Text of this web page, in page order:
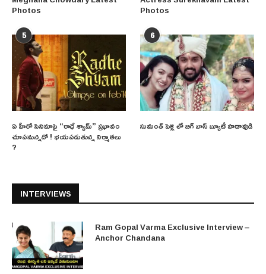
Photos Photos
5
ఏ హీరో సినిమాపై “రాధే శ్యామ్” ప్రభావం
చూపనున్నదో ! భయపడుతున్న నిర్మాతలు
?
6
సుమంత్ పెళ్లి లో బిగ్ బాస్ బ్యూటీ హడావుడి
INTERVIEWS
Ram Gopal Varma Exclusive Interview –
Anchor Chandana